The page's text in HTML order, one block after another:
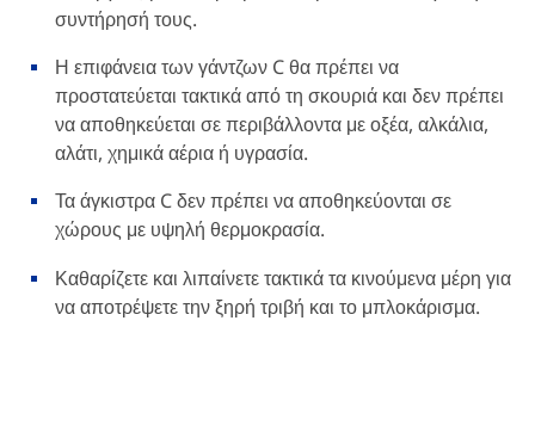
συντήρησή τους.
Η επιφάνεια των γάντζων C θα πρέπει να
προστατεύεται τακτικά από τη σκουριά και δεν πρέπει
να αποθηκεύεται σε περιβάλλοντα με οξέα, αλκάλια,
αλάτι, χημικά αέρια ή υγρασία.
Τα άγκιστρα C δεν πρέπει να αποθηκεύονται σε
χώρους με υψηλή θερμοκρασία.
Καθαρίζετε και λιπαίνετε τακτικά τα κινούμενα μέρη για
να αποτρέψετε την ξηρή τριβή και το μπλοκάρισμα.